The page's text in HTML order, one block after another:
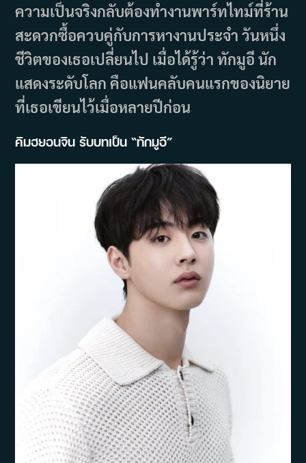
ความเป็นจริงกลับต้องทำงานพาร์ทไทม์ที่ร้าน
สะดวกซื้อควบคู่กับการหางานประจำ วันหนึ่ง
ชีวิตของเธอเปลี่ยนไป เมื่อได้รู้ว่า ทักมูอี นัก
แสดงระดับโลก คือแฟนคลับคนแรกของนิยาย
ที่เธอเขียนไว้เมื่อหลายปีก่อน
คิมฮยอนจิน รับบทเป็น “ทักมูอี”